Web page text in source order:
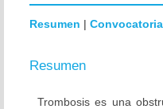
Resumen | Convocatoria
Resumen
Trombosis es una